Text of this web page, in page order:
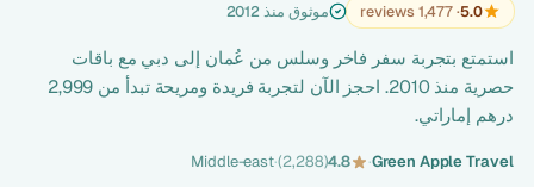
5.0
· 1,477 reviews موثوق منذ 2012
استمتع بتجربة سفر فاخر وسلس من عُمان إلى دبي مع باقات
حصرية منذ 2010. احجز الآن لتجربة فريدة ومريحة تبدأ من 2,999
درهم إماراتي.
Green Apple Travel
·
4.8
(2,288)
·
Middle-east